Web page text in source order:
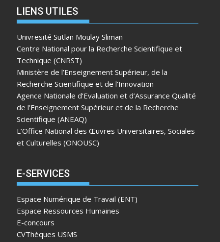
LIENS UTILES
Univresité Sutlan Moulay Sliman
Centre National pour la Recherche Scientifique et
Technique (CNRST)
Ministère de l’Enseignement Supérieur, de la
Recherche Scientifique et de l’Innovation
Agence Nationale d’Evaluation et d’Assurance Qualité
de l’Enseignement Supérieur et de la Recherche
Scientifique (ANEAQ)
L’Office National des Œuvres Universitaires, Sociales
et Culturelles (ONOUSC)
E-SERVICES
Espace Numérique de Travail (ENT)
Espace Ressources Humaines
E-concours
CVThèques USMS